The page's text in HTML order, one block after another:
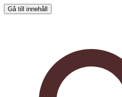
Gå till innehåll